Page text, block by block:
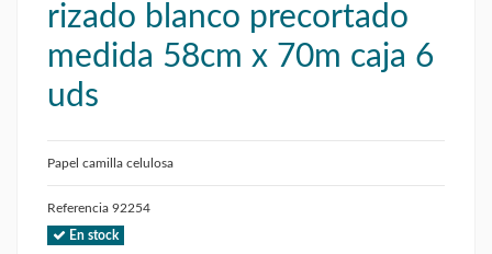
rizado blanco precortado
medida 58cm x 70m caja 6
uds
Papel camilla celulosa
Referencia 92254
En stock